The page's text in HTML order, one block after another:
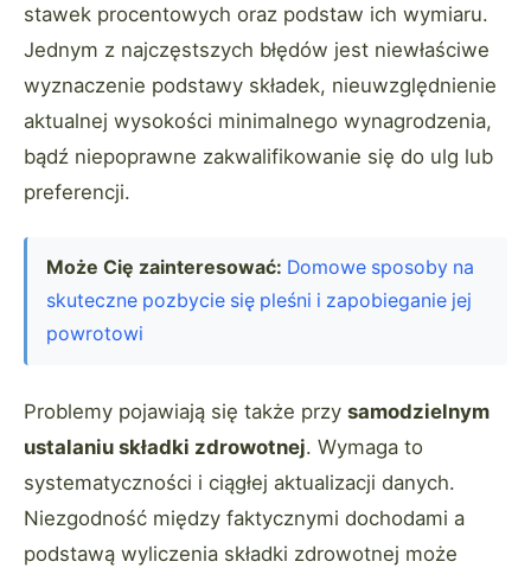
stawek procentowych oraz podstaw ich wymiaru.
Jednym z najczęstszych błędów jest niewłaściwe
wyznaczenie podstawy składek, nieuwzględnienie
aktualnej wysokości minimalnego wynagrodzenia,
bądź niepoprawne zakwalifikowanie się do ulg lub
preferencji.
Może Cię zainteresować: Domowe sposoby na
skuteczne pozbycie się pleśni i zapobieganie jej
powrotowi
Problemy pojawiają się także przy samodzielnym
ustalaniu składki zdrowotnej. Wymaga to
systematyczności i ciągłej aktualizacji danych.
Niezgodność między faktycznymi dochodami a
podstawą wyliczenia składki zdrowotnej może